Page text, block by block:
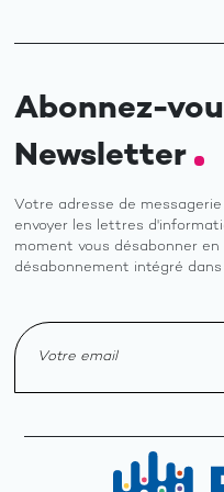
Abonnez-
Newsletter
Votre adresse de
envoyer les lettres
moment vous désabonner
désabonnement intégré